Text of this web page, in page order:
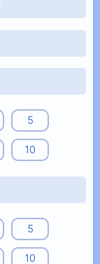
5
10
5
10